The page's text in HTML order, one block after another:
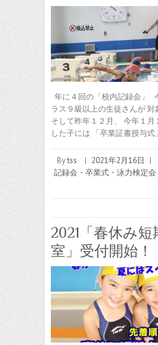
年に４回の「校内記録会」
ラス９級以上の生徒さんが 対
そして昨年１２月、 今年１月
した子には 「卒業証書授与
Bytss | 2021年2月16日
|
記録会・卒業式・泳力検定会
2021「春休み短
室」受付開始！